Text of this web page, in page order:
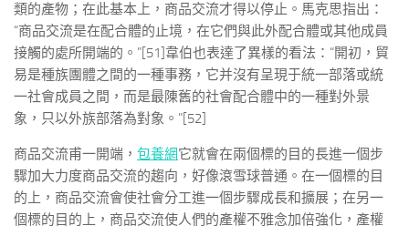
類的產物；在此基本上，商品交流才得以停止。馬克思指出：
“商品交流是在配合體的止境，在它們與此外配合體或其他成員
接觸的處所開端的。”[51]韋伯也表達了異樣的看法：“開初，貿
易是種族團體之間的一種事務，它并沒有呈現于統一部落或統
一社會成員之間，而是最陳舊的社會配合體中的一種對外景
象，只以外族部落為對象。”[52]
商品交流甫一開端， 包養網它就會在兩個標的目的長進一個步
驟加大力度商品交流的趨向，好像滾雪球普通。在一個標的目
的上，商品交流會使社會分工進一個步驟成長和擴展；在另一
個標的目的上，商品交流使人們的產權不雅念加倍強化，產權